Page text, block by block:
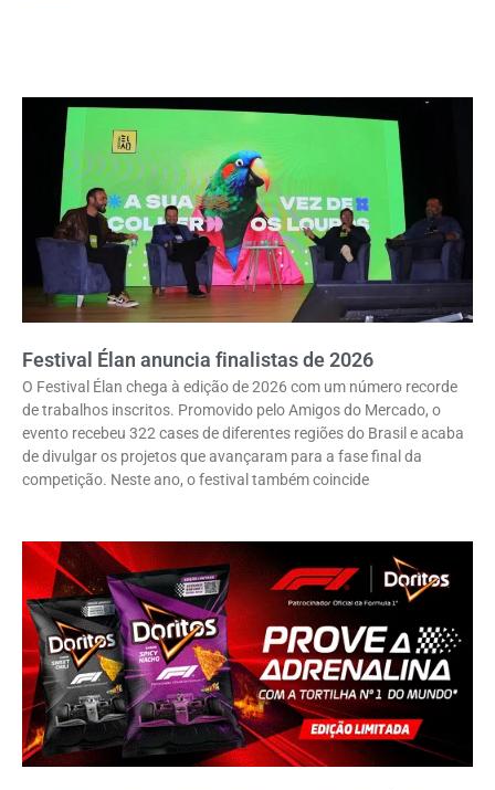
Festival Élan anuncia finalistas de 2026
O Festival Élan chega à edição de 2026 com um número recorde
de trabalhos inscritos. Promovido pelo Amigos do Mercado, o
evento recebeu 322 cases de diferentes regiões do Brasil e acaba
de divulgar os projetos que avançaram para a fase final da
competição. Neste ano, o festival também coincide